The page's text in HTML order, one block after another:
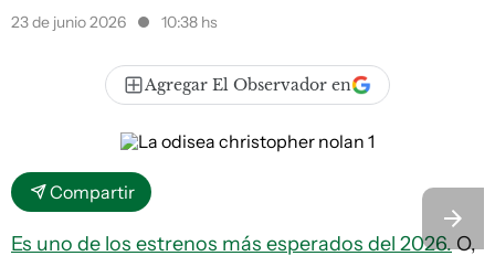
23 de junio 2026 10:38 hs
Agregar El Observador en
Compartir
Es uno de los estrenos más esperados del 2026.O,